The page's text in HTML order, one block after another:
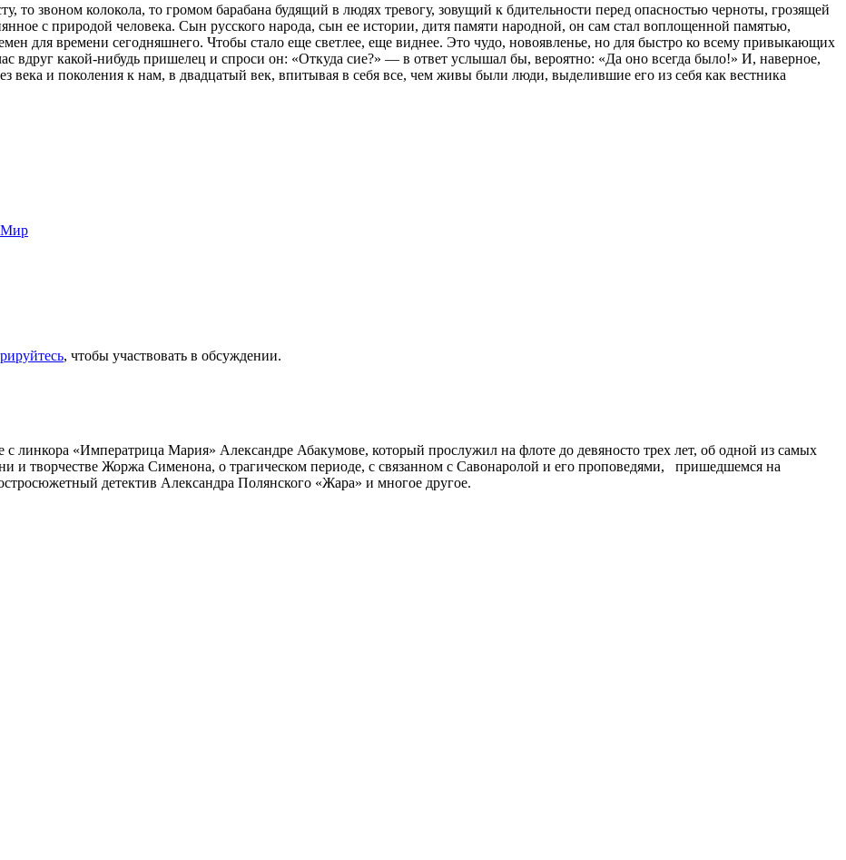
звоном колокола, то громом барабана будящий в людях тревогу, зовущий к бдительности перед опасностью черноты, грозящей
с природой человека. Сын русского народа, сын ее истории, дитя памяти народной, он сам стал воплощенной памятью,
для времени сегодняшнего. Чтобы стало еще светлее, еще виднее. Это чудо, новоявленье, но для быстро ко всему привыкающих
вдруг какой-нибудь пришелец и спроси он: «Откуда сие?» — в ответ услышал бы, вероятно: «Да оно всегда было!» И, наверное,
века и поколения к нам, в двадцатый век, впитывая в себя все, чем живы были люди, выделившие его из себя как вестника
, чтобы участвовать в обсуждении.
линкора «Императрица Мария» Александре Абакумове, который прослужил на флоте до девяносто трех лет, об одной из самых
и творчестве Жоржа Сименона, о трагическом периоде, с связанном с Савонаролой и его проповедями, пришедшемся на
детектив Александра Полянского «Жара» и многое другое.